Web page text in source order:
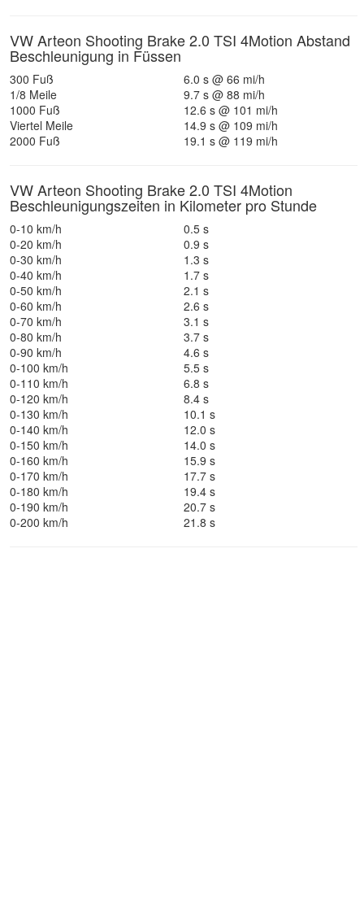
VW Arteon Shooting Brake 2.0 TSI 4Motion Abstand
Beschleunigung in Füssen
300 Fuß
6.0 s @ 66 mi/h
1/8 Meile
9.7 s @ 88 mi/h
1000 Fuß
12.6 s @ 101 mi/h
Viertel Meile
14.9 s @ 109 mi/h
2000 Fuß
19.1 s @ 119 mi/h
VW Arteon Shooting Brake 2.0 TSI 4Motion
Beschleunigungszeiten in Kilometer pro Stunde
0-10 km/h
0.5 s
0-20 km/h
0.9 s
0-30 km/h
1.3 s
0-40 km/h
1.7 s
0-50 km/h
2.1 s
0-60 km/h
2.6 s
0-70 km/h
3.1 s
0-80 km/h
3.7 s
0-90 km/h
4.6 s
0-100 km/h
5.5 s
0-110 km/h
6.8 s
0-120 km/h
8.4 s
0-130 km/h
10.1 s
0-140 km/h
12.0 s
0-150 km/h
14.0 s
0-160 km/h
15.9 s
0-170 km/h
17.7 s
0-180 km/h
19.4 s
0-190 km/h
20.7 s
0-200 km/h
21.8 s